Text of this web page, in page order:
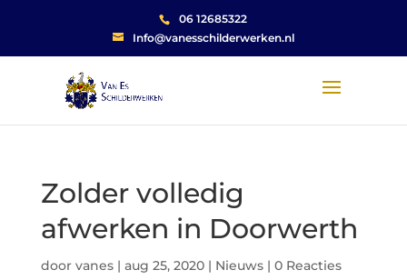
06 12685322
Info@vanesschilderwerken.nl
Zolder volledig
afwerken in Doorwerth
door vanes| aug 25, 2020| Nieuws| 0 Reacties